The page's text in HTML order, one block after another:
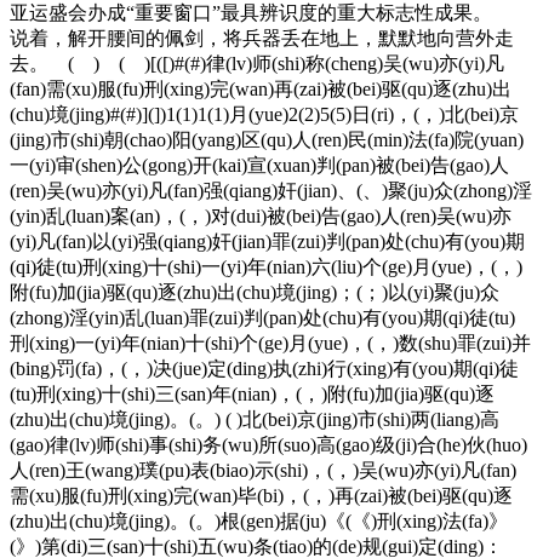
亚运盛会办成“重要窗口”最具辨识度的重大标志性成果。
说着，解开腰间的佩剑，将兵器丢在地上，默默地向营外走
去。 ( ) ( )[([)#(#)律(lv)师(shi)称(cheng)吴(wu)亦(yi)凡
(fan)需(xu)服(fu)刑(xing)完(wan)再(zai)被(bei)驱(qu)逐(zhu)出
(chu)境(jing)#(#)](])1(1)1(1)月(yue)2(2)5(5)日(ri)，(，)北(bei)京
(jing)市(shi)朝(chao)阳(yang)区(qu)人(ren)民(min)法(fa)院(yuan)
一(yi)审(shen)公(gong)开(kai)宣(xuan)判(pan)被(bei)告(gao)人
(ren)吴(wu)亦(yi)凡(fan)强(qiang)奸(jian)、(、)聚(ju)众(zhong)淫
(yin)乱(luan)案(an)，(，)对(dui)被(bei)告(gao)人(ren)吴(wu)亦
(yi)凡(fan)以(yi)强(qiang)奸(jian)罪(zui)判(pan)处(chu)有(you)期
(qi)徒(tu)刑(xing)十(shi)一(yi)年(nian)六(liu)个(ge)月(yue)，(，)
附(fu)加(jia)驱(qu)逐(zhu)出(chu)境(jing)；(；)以(yi)聚(ju)众
(zhong)淫(yin)乱(luan)罪(zui)判(pan)处(chu)有(you)期(qi)徒(tu)
刑(xing)一(yi)年(nian)十(shi)个(ge)月(yue)，(，)数(shu)罪(zui)并
(bing)罚(fa)，(，)决(jue)定(ding)执(zhi)行(xing)有(you)期(qi)徒
(tu)刑(xing)十(shi)三(san)年(nian)，(，)附(fu)加(jia)驱(qu)逐
(zhu)出(chu)境(jing)。(。) ( )北(bei)京(jing)市(shi)两(liang)高
(gao)律(lv)师(shi)事(shi)务(wu)所(suo)高(gao)级(ji)合(he)伙(huo)
人(ren)王(wang)璞(pu)表(biao)示(shi)，(，)吴(wu)亦(yi)凡(fan)
需(xu)服(fu)刑(xing)完(wan)毕(bi)，(，)再(zai)被(bei)驱(qu)逐
(zhu)出(chu)境(jing)。(。)根(gen)据(ju)《(《)刑(xing)法(fa)》
(》)第(di)三(san)十(shi)五(wu)条(tiao)的(de)规(gui)定(ding)：